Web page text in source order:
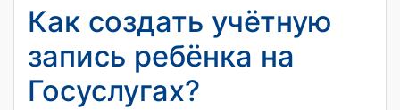
Как создать учётную
запись ребёнка на
Госуслугах?